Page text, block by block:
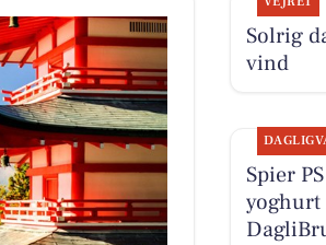
Solrig
vind
Spier
yoghurt